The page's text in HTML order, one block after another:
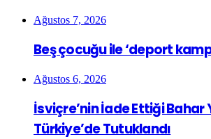
Ağustos 7, 2026
Beş çocuğu ile ‘deport
Ağustos 6, 2026
İsviçre’nin İade Ettiği Bahar
Türkiye’de Tutuklandı